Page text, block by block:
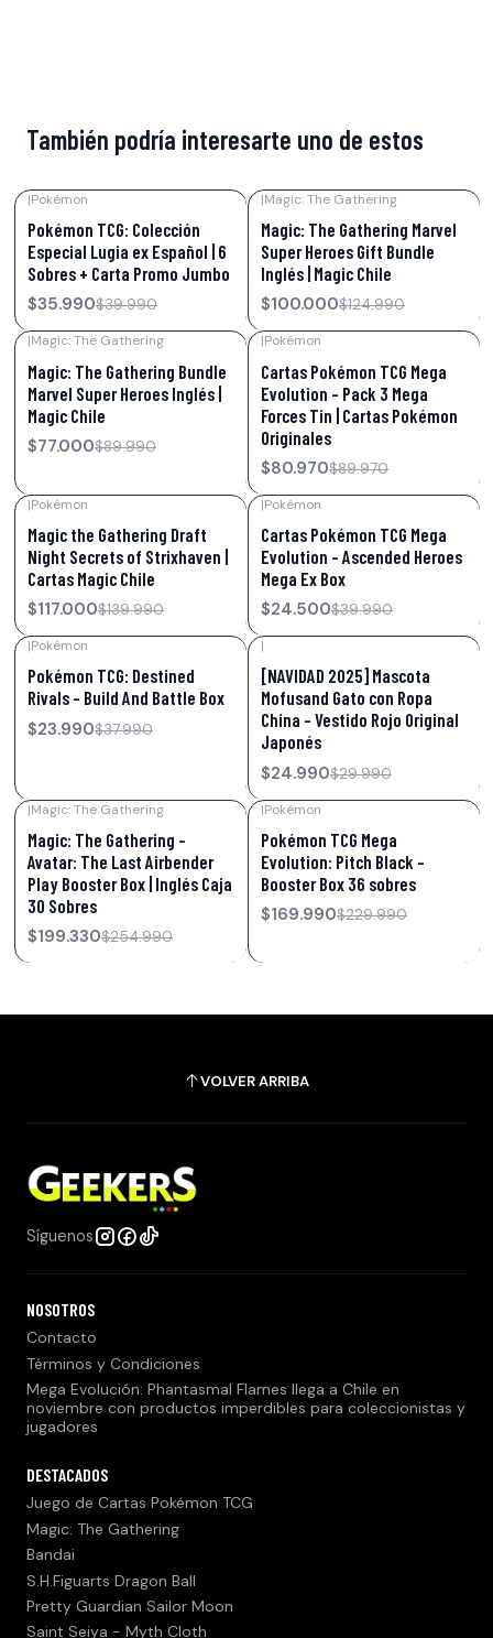
También podría interesarte uno de estos
|Pokémon
Pokémon TCG: Colección
Especial Lugia ex Español | 6
Sobres + Carta Promo Jumbo
$35.990$39.990
|Magic: The Gathering
Magic: The Gathering Marvel
Super Heroes Gift Bundle
Inglés | Magic Chile
$100.000$124.990
|Magic: The Gathering
Magic: The Gathering Bundle
Marvel Super Heroes Inglés |
Magic Chile
$77.000$89.990
|Pokémon
Cartas Pokémon TCG Mega
Evolution – Pack 3 Mega
Forces Tin | Cartas Pokémon
Originales
$80.970$89.970
|Pokémon
Magic the Gathering Draft
Night Secrets of Strixhaven |
Cartas Magic Chile
$117.000$139.990
|Pokémon
Cartas Pokémon TCG Mega
Evolution – Ascended Heroes
Mega Ex Box
$24.500$39.990
|Pokémon
Pokémon TCG: Destined
Rivals – Build And Battle Box
$23.990$37.990
|
[NAVIDAD 2025] Mascota
Mofusand Gato con Ropa
China – Vestido Rojo Original
Japonés
$24.990$29.990
|Magic: The Gathering
Magic: The Gathering –
Avatar: The Last Airbender
Play Booster Box | Inglés Caja
30 Sobres
$199.330$254.990
|Pokémon
Pokémon TCG Mega
Evolution: Pitch Black –
Booster Box 36 sobres
$169.990$229.990
VOLVER ARRIBA
Síguenos
NOSOTROS
Contacto
Términos y Condiciones
Mega Evolución: Phantasmal Flames llega a Chile en
noviembre con productos imperdibles para coleccionistas y
jugadores
DESTACADOS
Juego de Cartas Pokémon TCG
Magic: The Gathering
Bandai
S.H.Figuarts Dragon Ball
Pretty Guardian Sailor Moon
Saint Seiya - Myth Cloth